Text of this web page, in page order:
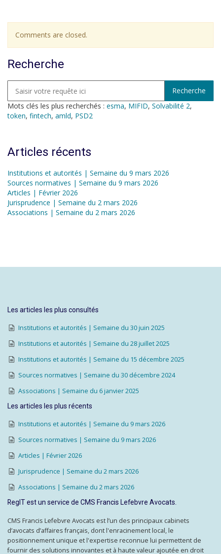
Comments are closed.
Recherche
Mots clés les plus recherchés : esma, MIFID, Solvabilité 2,
token, fintech, amld, PSD2
Articles récents
Institutions et autorités | Semaine du 9 mars 2026
Sources normatives | Semaine du 9 mars 2026
Articles | Février 2026
Jurisprudence | Semaine du 2 mars 2026
Associations | Semaine du 2 mars 2026
Les articles les plus consultés
Institutions et autorités | Semaine du 30 juin 2025
Institutions et autorités | Semaine du 28 juillet 2025
Institutions et autorités | Semaine du 15 décembre 2025
Sources normatives | Semaine du 30 décembre 2024
Associations | Semaine du 6 janvier 2025
Les articles les plus récents
Institutions et autorités | Semaine du 9 mars 2026
Sources normatives | Semaine du 9 mars 2026
Articles | Février 2026
Jurisprudence | Semaine du 2 mars 2026
Associations | Semaine du 2 mars 2026
RegIT est un service de CMS Francis Lefebvre Avocats.
CMS Francis Lefebvre Avocats est l’un des principaux cabinets
d’avocats d’affaires français, dont l'enracinement local, le
positionnement unique et l'expertise reconnue lui permettent de
fournir des solutions innovantes et à haute valeur ajoutée en droit